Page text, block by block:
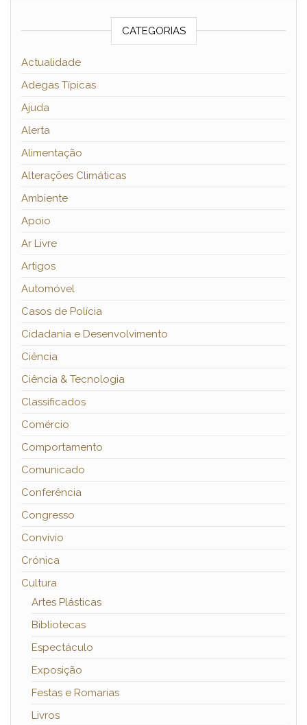
CATEGORIAS
Actualidade
Adegas Típicas
Ajuda
Alerta
Alimentação
Alterações Climáticas
Ambiente
Apoio
Ar Livre
Artigos
Automóvel
Casos de Polícia
Cidadania e Desenvolvimento
Ciência
Ciência & Tecnologia
Classificados
Comércio
Comportamento
Comunicado
Conferência
Congresso
Convívio
Crónica
Cultura
Artes Plásticas
Bibliotecas
Espectáculo
Exposição
Festas e Romarias
Livros